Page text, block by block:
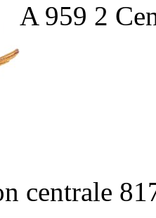
A 959 2
centrale